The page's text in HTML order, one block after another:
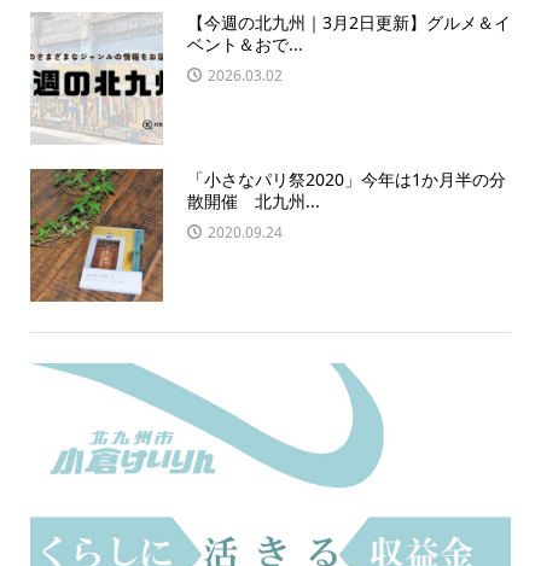
【今週の北九州｜3月2日更新】グルメ＆イ
ベント＆おで...
2026.03.02
「小さなパリ祭2020」今年は1か月半の分
散開催 北九州...
2020.09.24